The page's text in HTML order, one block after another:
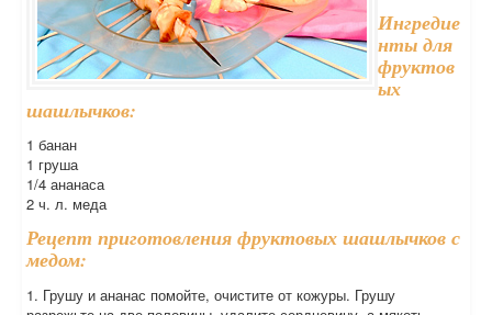
Ингредие
нты для
фруктов
ых
шашлычков:
1 банан
1 груша
1/4 ананаса
2 ч. л. меда
Рецепт приготовления фруктовых шашлычков с
медом:
1. Грушу и ананас помойте, очистите от кожуры. Грушу